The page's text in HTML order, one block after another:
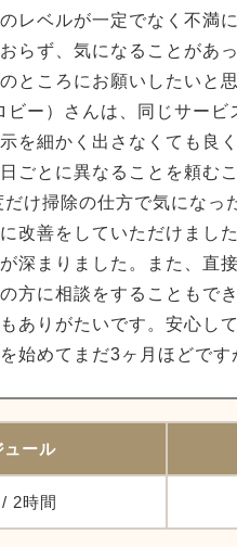
レベルが一定でなく不満
らず、気になることがあ
ところにお願いしたいと
ビー）さんは、同じサー
を細かく出さなくても良
ごとに異なることを頼む
け掃除の仕方で気になっ
改善をしていただけまし
深まりました。また、直
方に相談をすることもで
ありがたいです。安心し
始めてまだ3ヶ月ほどで
ュール
2時間